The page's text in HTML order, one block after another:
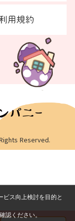
Reserved.
ビス向上検討を目的と
認ください。